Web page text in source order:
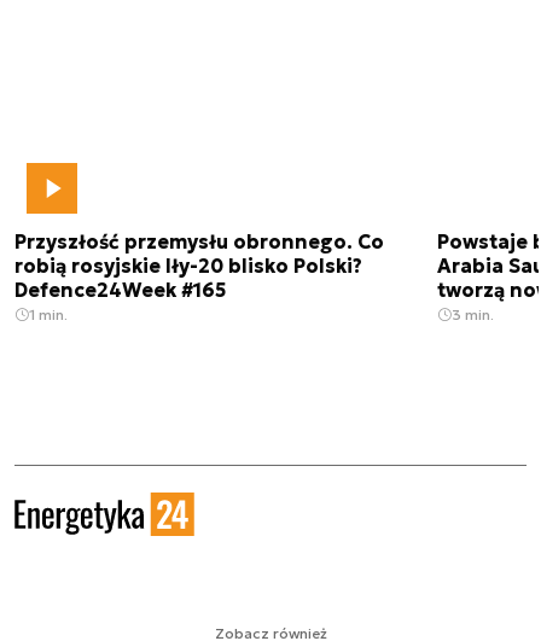
Przyszłość przemysłu obronnego. Co
robią rosyjskie Iły-20 blisko Polski?
Defence24Week #165
1 min.
Powstaje
Arabia
tworzą
3 min.
Zobacz również